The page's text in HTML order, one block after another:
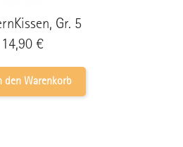
Gr. 5
Preis
14,90 €
den Warenkorb